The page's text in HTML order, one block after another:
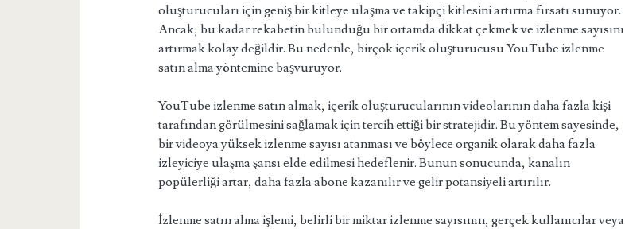
oluşturucuları için geniş bir kitleye ulaşma ve takipçi kitlesini artırma fırsatı sunuyor.
Ancak, bu kadar rekabetin bulunduğu bir ortamda dikkat çekmek ve izlenme sayısını
artırmak kolay değildir. Bu nedenle, birçok içerik oluşturucusu YouTube izlenme
satın alma yöntemine başvuruyor.
YouTube izlenme satın almak, içerik oluşturucularının videolarının daha fazla kişi
tarafından görülmesini sağlamak için tercih ettiği bir stratejidir. Bu yöntem sayesinde,
bir videoya yüksek izlenme sayısı atanması ve böylece organik olarak daha fazla
izleyiciye ulaşma şansı elde edilmesi hedeflenir. Bunun sonucunda, kanalın
popülerliği artar, daha fazla abone kazanılır ve gelir potansiyeli artırılır.
İzlenme satın alma işlemi, belirli bir miktar izlenme sayısının, gerçek kullanıcılar veya